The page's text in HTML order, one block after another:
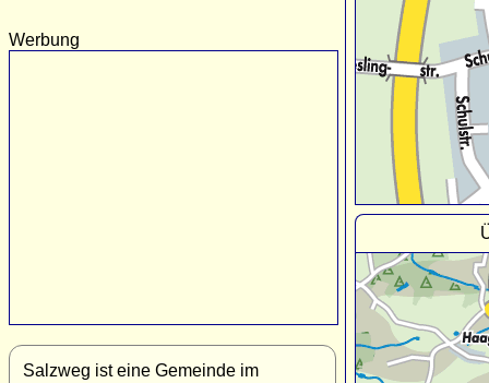
Werbung
Salzweg ist eine Gemeinde im